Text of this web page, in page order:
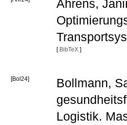
Ahrens,
[ BibTeX ]
[Bol24]
Bollmann,
Logistik.